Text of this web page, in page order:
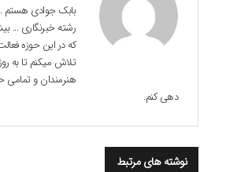
که در این حوزه
تلاش میکنم تا به
هنرمندان و
دهی کنم.
نوشته های مرتبط